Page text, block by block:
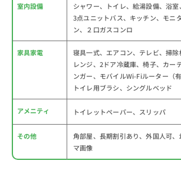
室内設備
シャワー、トイレ、給湯設備、浴室
3点ユニットバス、キッチン、モニ
ン、２口ガスコンロ
家具家電
寝具一式、エアコン、テレビ、掃
レンジ、2ドア冷蔵庫、椅子、カー
ンガー、モバイルWi-Fiルーター（
トイレ用ブラシ、シングルベッド
アメニティ トイレットペーパー、スリッパ
その他
角部屋、長期割引あり、外国人可
マ画像